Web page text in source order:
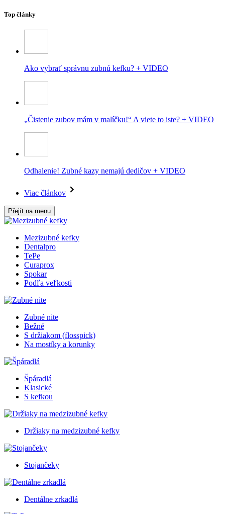
Top články
Ako vybrať správnu zubnú kefku? + VIDEO
„Čistenie zubov mám v malíčku!“ A viete to iste? + VIDEO
Odhalenie! Zubné kazy nemajú dedičov + VIDEO
Viac článkov
Přejít na menu
Mezizubné kefky
Dentalpro
TePe
Curaprox
Spokar
Podľa veľkosti
Zubné nite
Bežné
S držiakom (flosspick)
Na mostíky a korunky
Špáradlá
Klasické
S kefkou
Držiaky na medzizubné kefky
Stojančeky
Dentálne zrkadlá